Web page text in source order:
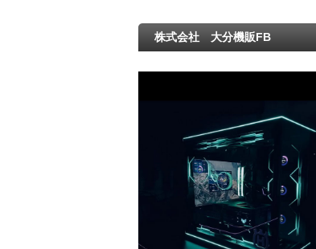
株式会社 大分機販FB